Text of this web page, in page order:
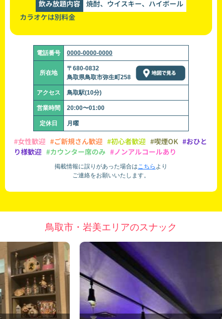
飲み放題内容 焼酎、ウイスキー、ハイボール
カラオケは別料金
電話番号 0000-0000-0000
所在地
〒680-0832
鳥取県鳥取市弥生町258
アクセス 鳥取駅(10分)
営業時間 20:00〜01:00
定休日 月曜
#女性歓迎 #ご新規さん歓迎 #初心者歓迎 #喫煙OK #おひと
り様歓迎 #カウンター席のみ #ノンアルコールあり
掲載情報に誤りがあった場合はこちら より
ご連絡をお願いいたします。
鳥取市・岩美エリアのスナック